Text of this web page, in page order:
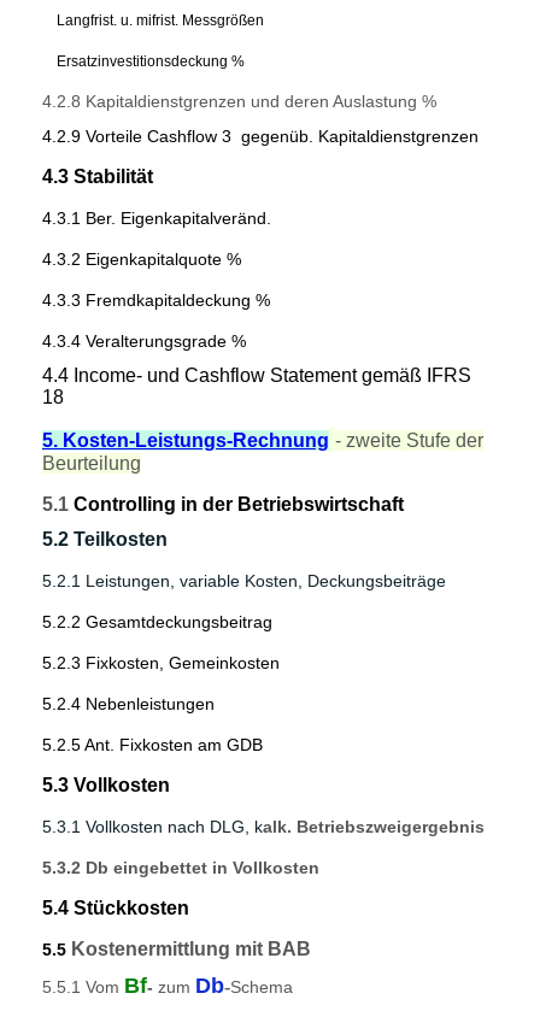
Langfrist. u. mifrist. Messgrößen
Ersatzinvestitionsdeckung %
4.2.8 Kapitaldienstgrenzen und deren Auslastung %
4.2.9 Vorteile Cashflow 3 gegenüb. Kapitaldienstgrenzen
4.3 Stabilität
4.3.1 Ber. Eigenkapitalveränd.
4.3.2 Eigenkapitalquote %
4.3.3 Fremdkapitaldeckung %
4.3.4 Veralterungsgrade %
4.4 Income- und Cashflow Statement gemäß IFRS
18
5. Kosten-Leistungs-Rechnung - zweite Stufe der
Beurteilung
5.1 Controlling in der Betriebswirtschaft
5.2 Teilkosten
5.2.1 Leistungen, variable Kosten, Deckungsbeiträge
5.2.2 Gesamtdeckungsbeitrag
5.2.3 Fixkosten, Gemeinkosten
5.2.4 Nebenleistungen
5.2.5 Ant. Fixkosten am GDB
5.3 Vollkosten
5.3.1 Vollkosten nach DLG, kalk. Betriebszweigergebnis
5.3.2 Db eingebettet in Vollkosten
5.4 Stückkosten
5.5 Kostenermittlung mit BAB
5.5.1 Vom Bf- zum Db-Schema